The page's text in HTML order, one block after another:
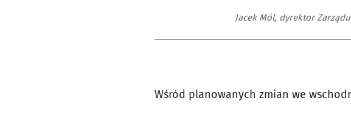
Jacek Mól, dyrektor
Wśród planowanych zmian we